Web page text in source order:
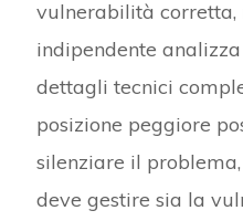
vulnerabilità corretta,
indipendente
dettagli tecnici
posizione peggiore
silenziare il
deve gestire sia la